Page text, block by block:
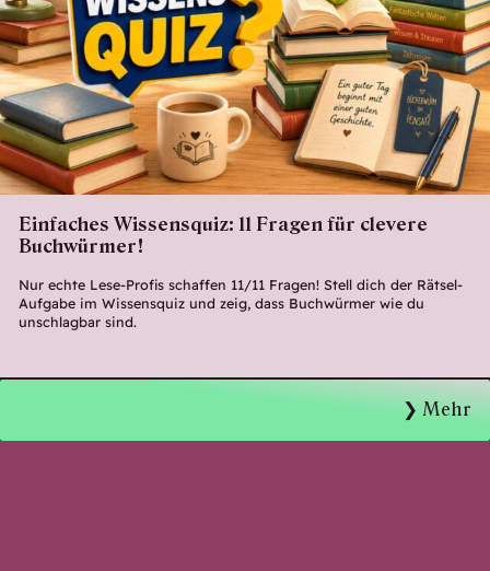
Einfaches Wissensquiz: 11 Fragen für clevere
Buchwürmer!
Nur echte Lese-Profis schaffen 11/11 Fragen! Stell dich der Rätsel-
Aufgabe im Wissensquiz und zeig, dass Buchwürmer wie du
unschlagbar sind.
Mehr